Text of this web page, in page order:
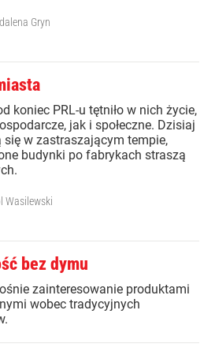
Gryn
koniec PRL-u tętniło w nich życie,
jak i społeczne. Dzisiaj
w zastraszającym tempie,
budynki po fabrykach straszą
Wasilewski
bez dymu
zainteresowanie produktami
wobec tradycyjnych